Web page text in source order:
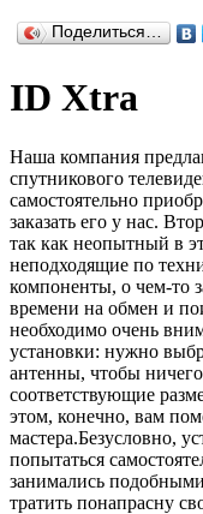
Поделиться…
ID Xtra
Наша компания
спутникового
самостоятельно
заказать его у нас.
так как неопытный в
неподходящие по
компоненты, о чем-то
времени на обмен и
необходимо очень
установки: нужно
антенны, чтобы ничего
соответствующие
этом, конечно, вам
мастера.Безусловно,
попытаться
занимались
тратить понапрасну